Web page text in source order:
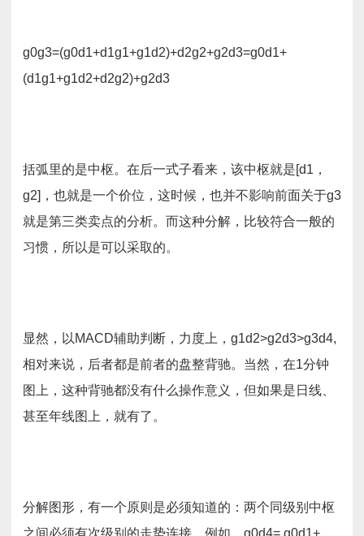
g0g3=(g0d1+d1g1+g1d2)+d2g2+g2d3=g0d1+
(d1g1+g1d2+d2g2)+g2d3
括弧里的是中枢。在后一式子看来，该中枢就是[d1，
g2]，也就是一个价位，这时候，也并不影响前面关于g3
就是第三类卖点的分析。而这种分解，比较符合一般的
习惯，所以是可以采取的。
显然，以MACD辅助判断，力度上，g1d2>g2d3>g3d4,
相对来说，后者都是前者的盘整背驰。当然，在1分钟
图上，这种背驰都没有什么操作意义，但如果是日线、
甚至年线图上，就有了。
分解图形，有一个原则是必须知道的：两个同级别中枢
之间必须有次级别的走势连接，例如，g0d4= g0d1+